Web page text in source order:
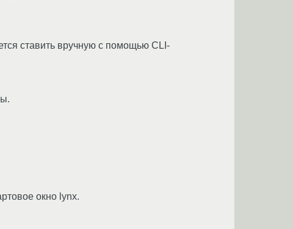
ставить вручную с помощью CLI-
окно lynx.